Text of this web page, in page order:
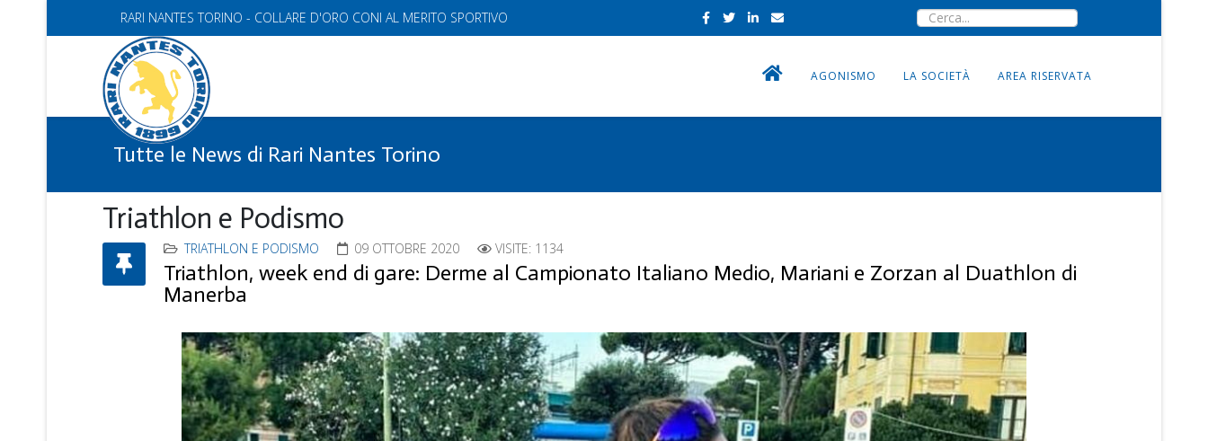
RARI NANTES TORINO - COLLARE D'ORO CONI AL MERITO SPORTIVO
AGONISMO LA SOCIETÀ AREA RISERVATA
Tutte le News di Rari Nantes Torino
Triathlon e Podismo
TRIATHLON E PODISMO 09 OTTOBRE 2020 VISITE: 1134
Triathlon, week end di gare: Derme al Campionato Italiano Medio, Mariani e Zorzan al Duathlon di
Manerba